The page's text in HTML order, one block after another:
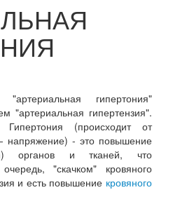
гипертония"
"артериальная гипертензия".
(происходит от
напряжение) - это повышение
органов и тканей, что
"скачком" кровяного
и есть повышение кровяного